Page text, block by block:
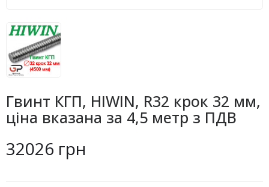
Гвинт КГП, HIWIN, R32 крок 32 мм,
ціна вказана за 4,5 метр з ПДВ
32026 грн